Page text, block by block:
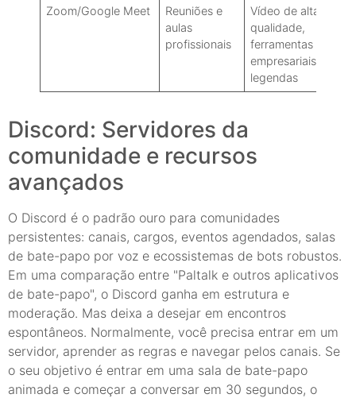
Zoom/Google Meet
Reuniões e
aulas
profissionais
Vídeo de alta
qualidade,
ferramentas
empresariais,
legendas
Discord: Servidores da
comunidade e recursos
avançados
O Discord é o padrão ouro para comunidades
persistentes: canais, cargos, eventos agendados, salas
de bate-papo por voz e ecossistemas de bots robustos.
Em uma comparação entre "Paltalk e outros aplicativos
de bate-papo", o Discord ganha em estrutura e
moderação. Mas deixa a desejar em encontros
espontâneos. Normalmente, você precisa entrar em um
servidor, aprender as regras e navegar pelos canais. Se
o seu objetivo é entrar em uma sala de bate-papo
animada e começar a conversar em 30 segundos, o